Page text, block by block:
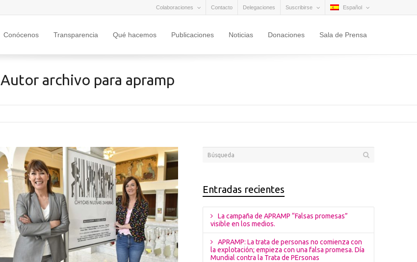
Suscribirse Español
Colaboraciones Contacto Delegaciones
Conócenos Transparencia Qué hacemos Publicaciones Noticias Donaciones Sala de Prensa
Autor archivo para apramp
Entradas recientes
La campaña de APRAMP “Falsas promesas”
visible en los medios.
APRAMP: La trata de personas no comienza con
la explotación; empieza con una falsa promesa. Día
Mundial contra la Trata de PErsonas